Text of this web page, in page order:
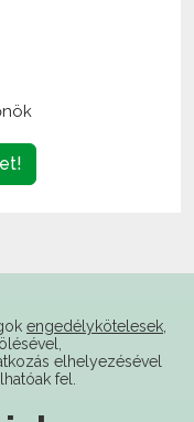
elhelyezésével
fel.